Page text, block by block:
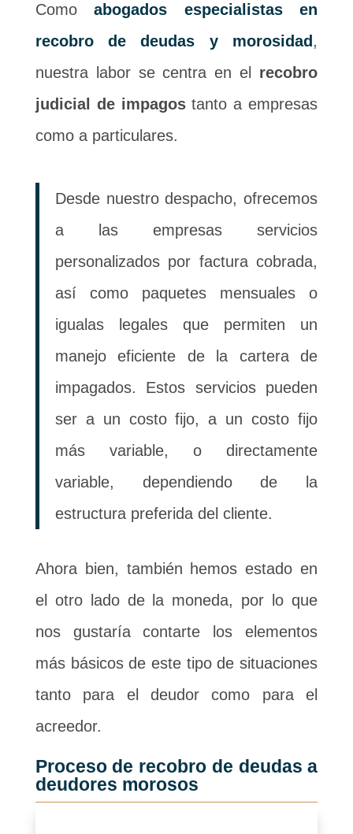
Comoabogados especialistas en
recobro de deudas y morosidad,
nuestra labor se centra en el recobro
judicial de impagostanto a empresas
como a particulares.
Desde nuestro despacho, ofrecemos
a las empresas servicios
personalizados por factura cobrada,
así como paquetes mensuales o
igualas legales que permiten un
manejo eficiente de la cartera de
impagados. Estos servicios pueden
ser a un costo fijo, a un costo fijo
más variable, o directamente
variable, dependiendo de la
estructura preferida del cliente.
Ahora bien, también hemos estado en
el otro lado de la moneda, por lo que
nos gustaría contarte los elementos
más básicos de este tipo de situaciones
tanto para el deudor como para el
acreedor.
Proceso de recobro de deudas a
deudores morosos